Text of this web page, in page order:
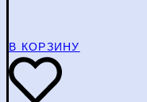
В КОРЗИНУ